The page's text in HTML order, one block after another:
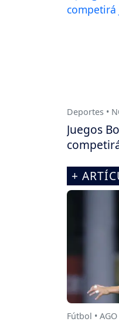
Deportes •
Juegos
+
Fútbol •